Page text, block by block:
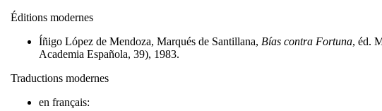
Éditions modernes
Íñigo López de Mendoza, Marqués de Santillana, Bías contra Fortuna, éd.
Academia Española, 39), 1983.
Traductions modernes
en français: